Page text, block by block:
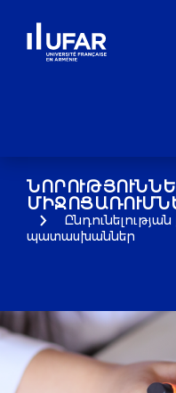
ՆՈՐՈՒԹՅՈՒՆՆԵՐ
Ընդունելության
պատասխաններ